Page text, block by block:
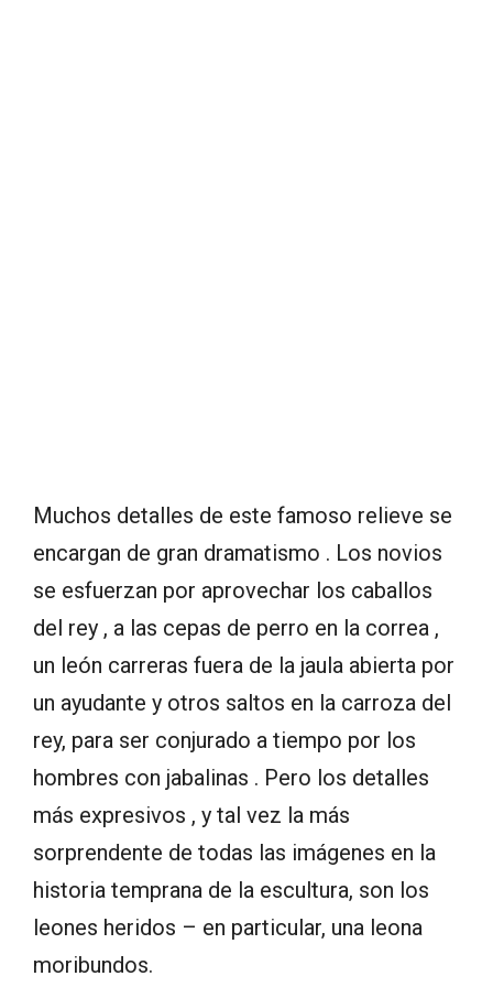
Muchos detalles de este famoso relieve se
encargan de gran dramatismo . Los novios
se esfuerzan por aprovechar los caballos
del rey , a las cepas de perro en la correa ,
un león carreras fuera de la jaula abierta por
un ayudante y otros saltos en la carroza del
rey, para ser conjurado a tiempo por los
hombres con jabalinas . Pero los detalles
más expresivos , y tal vez la más
sorprendente de todas las imágenes en la
historia temprana de la escultura, son los
leones heridos – en particular, una leona
moribundos.